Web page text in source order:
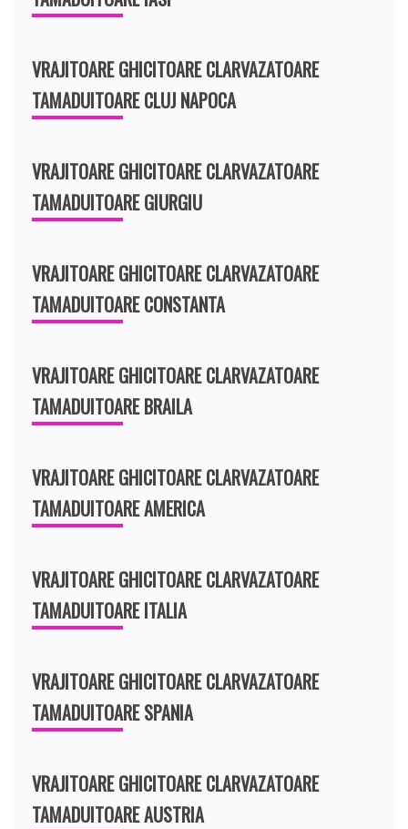
VRAJITOARE GHICITOARE CLARVAZATOARE
TAMADUITOARE CLUJ NAPOCA
VRAJITOARE GHICITOARE CLARVAZATOARE
TAMADUITOARE GIURGIU
VRAJITOARE GHICITOARE CLARVAZATOARE
TAMADUITOARE CONSTANTA
VRAJITOARE GHICITOARE CLARVAZATOARE
TAMADUITOARE BRAILA
VRAJITOARE GHICITOARE CLARVAZATOARE
TAMADUITOARE AMERICA
VRAJITOARE GHICITOARE CLARVAZATOARE
TAMADUITOARE ITALIA
VRAJITOARE GHICITOARE CLARVAZATOARE
TAMADUITOARE SPANIA
VRAJITOARE GHICITOARE CLARVAZATOARE
TAMADUITOARE AUSTRIA